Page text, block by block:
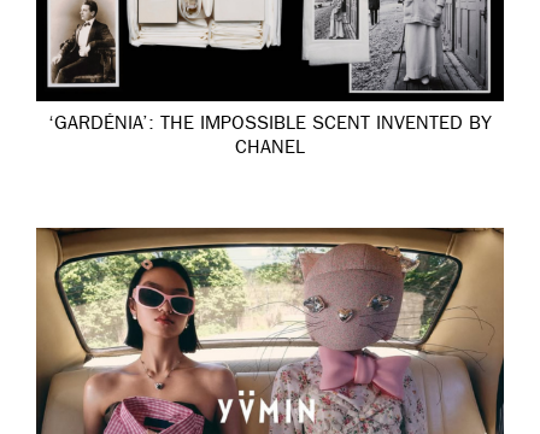
‘GARDÉNIA’: THE IMPOSSIBLE SCENT INVENTED BY
CHANEL